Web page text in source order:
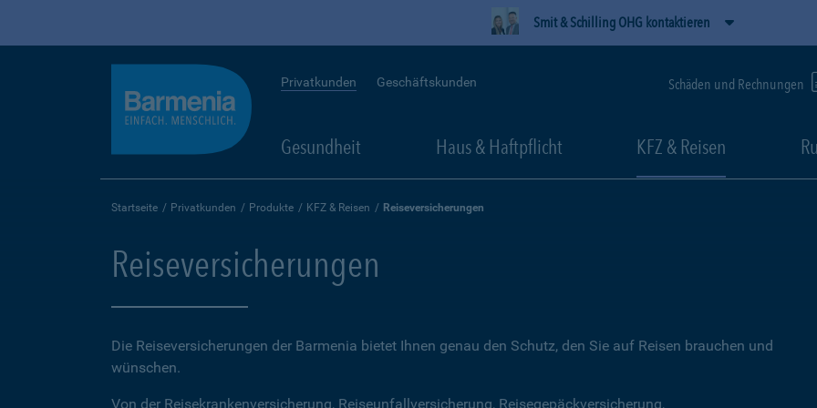
Smit & Schilling OHG kontaktieren
Privatkunden Geschäftskunden Schäden und Rechnungen
Gesundheit Haus & Haftpflicht KFZ & Reisen
Startseite Privatkunden Produkte KFZ & Reisen Reiseversicherungen
Reiseversicherungen
Die Reiseversicherungen der Barmenia bietet Ihnen genau den Schutz, den Sie auf Reisen brauchen und
wünschen.
Von der Reisekrankenversicherung, Reiseunfallversicherung, Reisegepäckversicherung,